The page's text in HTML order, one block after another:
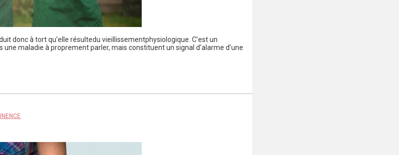
donc à tort qu’elle résultedu vieillissementphysiologique. C’est un
maladie à proprement parler, mais constituent un signal d’alarme d’une